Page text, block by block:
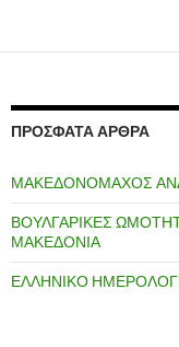
ΠΡΌΣΦΑΤΑ ΆΡΘΡΑ
ΜΑΚΕΔΟΝΟΜΑΧΟΣ
ΒΟΥΛΓΑΡΙΚΕΣ
ΜΑΚΕΔΟΝΙΑ
ΕΛΛΗΝΙΚΟ